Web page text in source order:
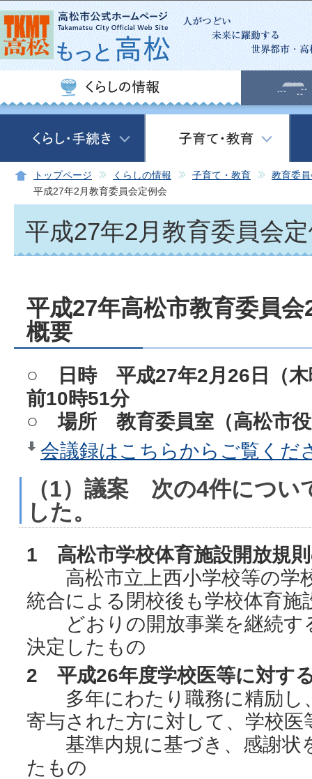
この
トップページ くらしの情報 子育て・教育
教育委
平成27年2月教育委員会定例会
平成27年2月教育委員会
平成27年高松市教育委員
概要
○ 日時 平成27年2月26日（
前10時51分
○ 場所 教育委員室（高松市役
会議録はこちらからご覧くだ
（1）議案 次の4件につい
した。
1 高松市学校体育施設開放規
高松市立上西小学校等の学
統合による閉校後も学校体育施
どおりの開放事業を継続す
決定したもの
2 平成26年度学校医等に対す
多年にわたり職務に精励し
寄与された方に対して、学校医
基準内規に基づき、感謝状
たもの